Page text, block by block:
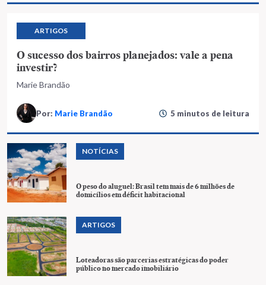
ARTIGOS
O sucesso dos bairros planejados: vale a pena
investir?
Marie Brandão
Por: Marie Brandão 5 minutos de leitura
NOTÍCIAS
O peso do aluguel: Brasil tem mais de 6 milhões de
domicílios em déficit habitacional
ARTIGOS
Loteadoras são parcerias estratégicas do poder
público no mercado imobiliário